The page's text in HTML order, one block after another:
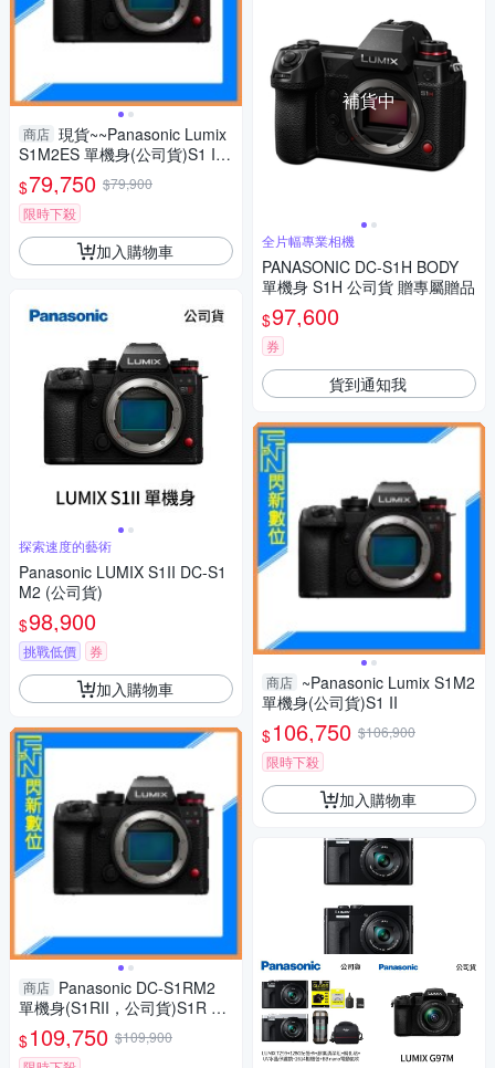
商店 現貨~~Panasonic Lumix
S1M2ES 單機身(公司貨)S1 II
ES
$79,750 $79,900
限時下殺
加入購物車
探索速度的藝術
Panasonic LUMIX S1II DC-S1
M2 (公司貨)
$98,900
挑戰低價 券
加入購物車
商店 Panasonic DC-S1RM2
單機身(S1RII，公司貨)S1R Ma
rk II S1R2
$109,750 $109,900
補貨中
全片幅專業相機
PANASONIC DC-S1H BODY
單機身 S1H 公司貨 贈專屬贈品
$97,600
券
貨到通知我
商店 ~Panasonic Lumix S1M2
單機身(公司貨)S1 II
$106,750 $106,900
限時下殺
加入購物車